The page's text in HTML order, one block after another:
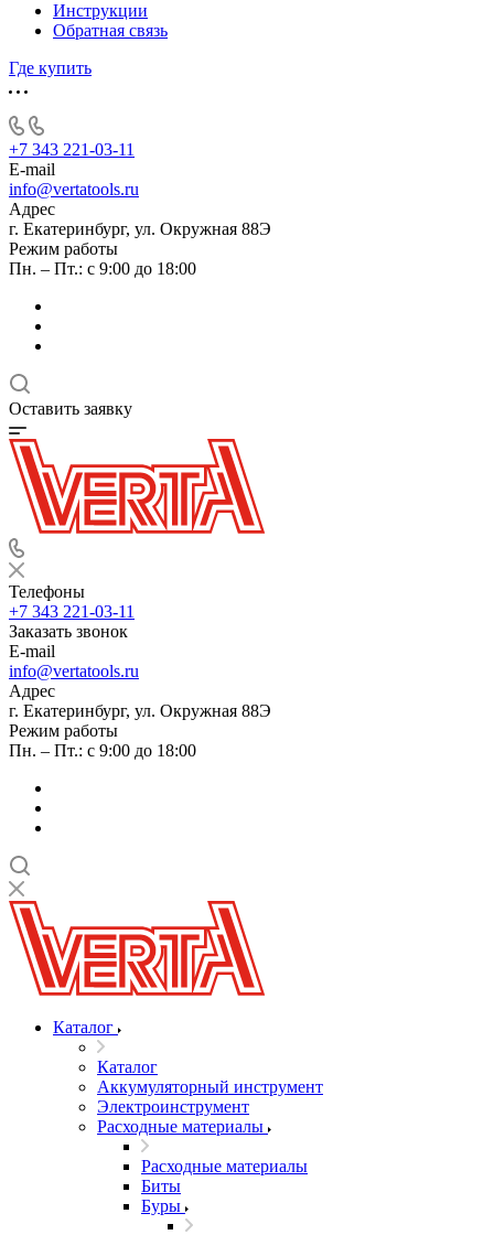
Инструкции
Обратная связь
Где купить
+7 343 221-03-11
E-mail
info@vertatools.ru
Адрес
г. Екатеринбург, ул. Окружная 88Э
Режим работы
Пн. – Пт.: с 9:00 до 18:00
Оставить заявку
Телефоны
+7 343 221-03-11
Заказать звонок
E-mail
info@vertatools.ru
Адрес
г. Екатеринбург, ул. Окружная 88Э
Режим работы
Пн. – Пт.: с 9:00 до 18:00
Каталог
Каталог
Аккумуляторный инструмент
Электроинструмент
Расходные материалы
Расходные материалы
Биты
Буры